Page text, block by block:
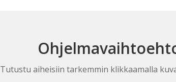
Tutustu aiheisiin tarkemmin klikkaamalla